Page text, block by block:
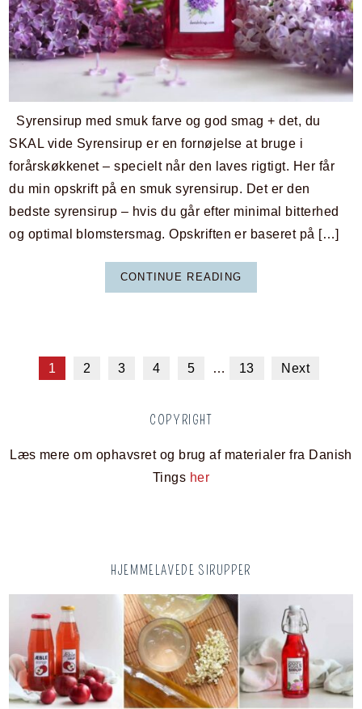
Syrensirup med smuk farve og god smag + det, du
SKAL vide Syrensirup er en fornøjelse at bruge i
forårskøkkenet – specielt når den laves rigtigt. Her får
du min opskrift på en smuk syrensirup. Det er den
bedste syrensirup – hvis du går efter minimal bitterhed
og optimal blomstersmag. Opskriften er baseret på […]
CONTINUE READING
1 2 3 4 5 … 13 Next
COPYRIGHT
Læs mere om ophavsret og brug af materialer fra Danish
Tings her
HJEMMELAVEDE SIRUPPER